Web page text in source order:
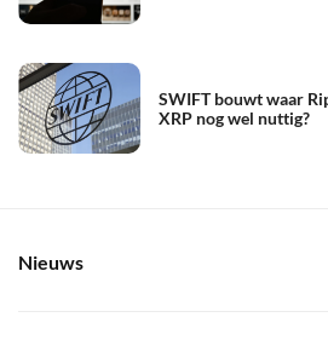
SWIFT bouwt waar
XRP nog wel nuttig?
Nieuws